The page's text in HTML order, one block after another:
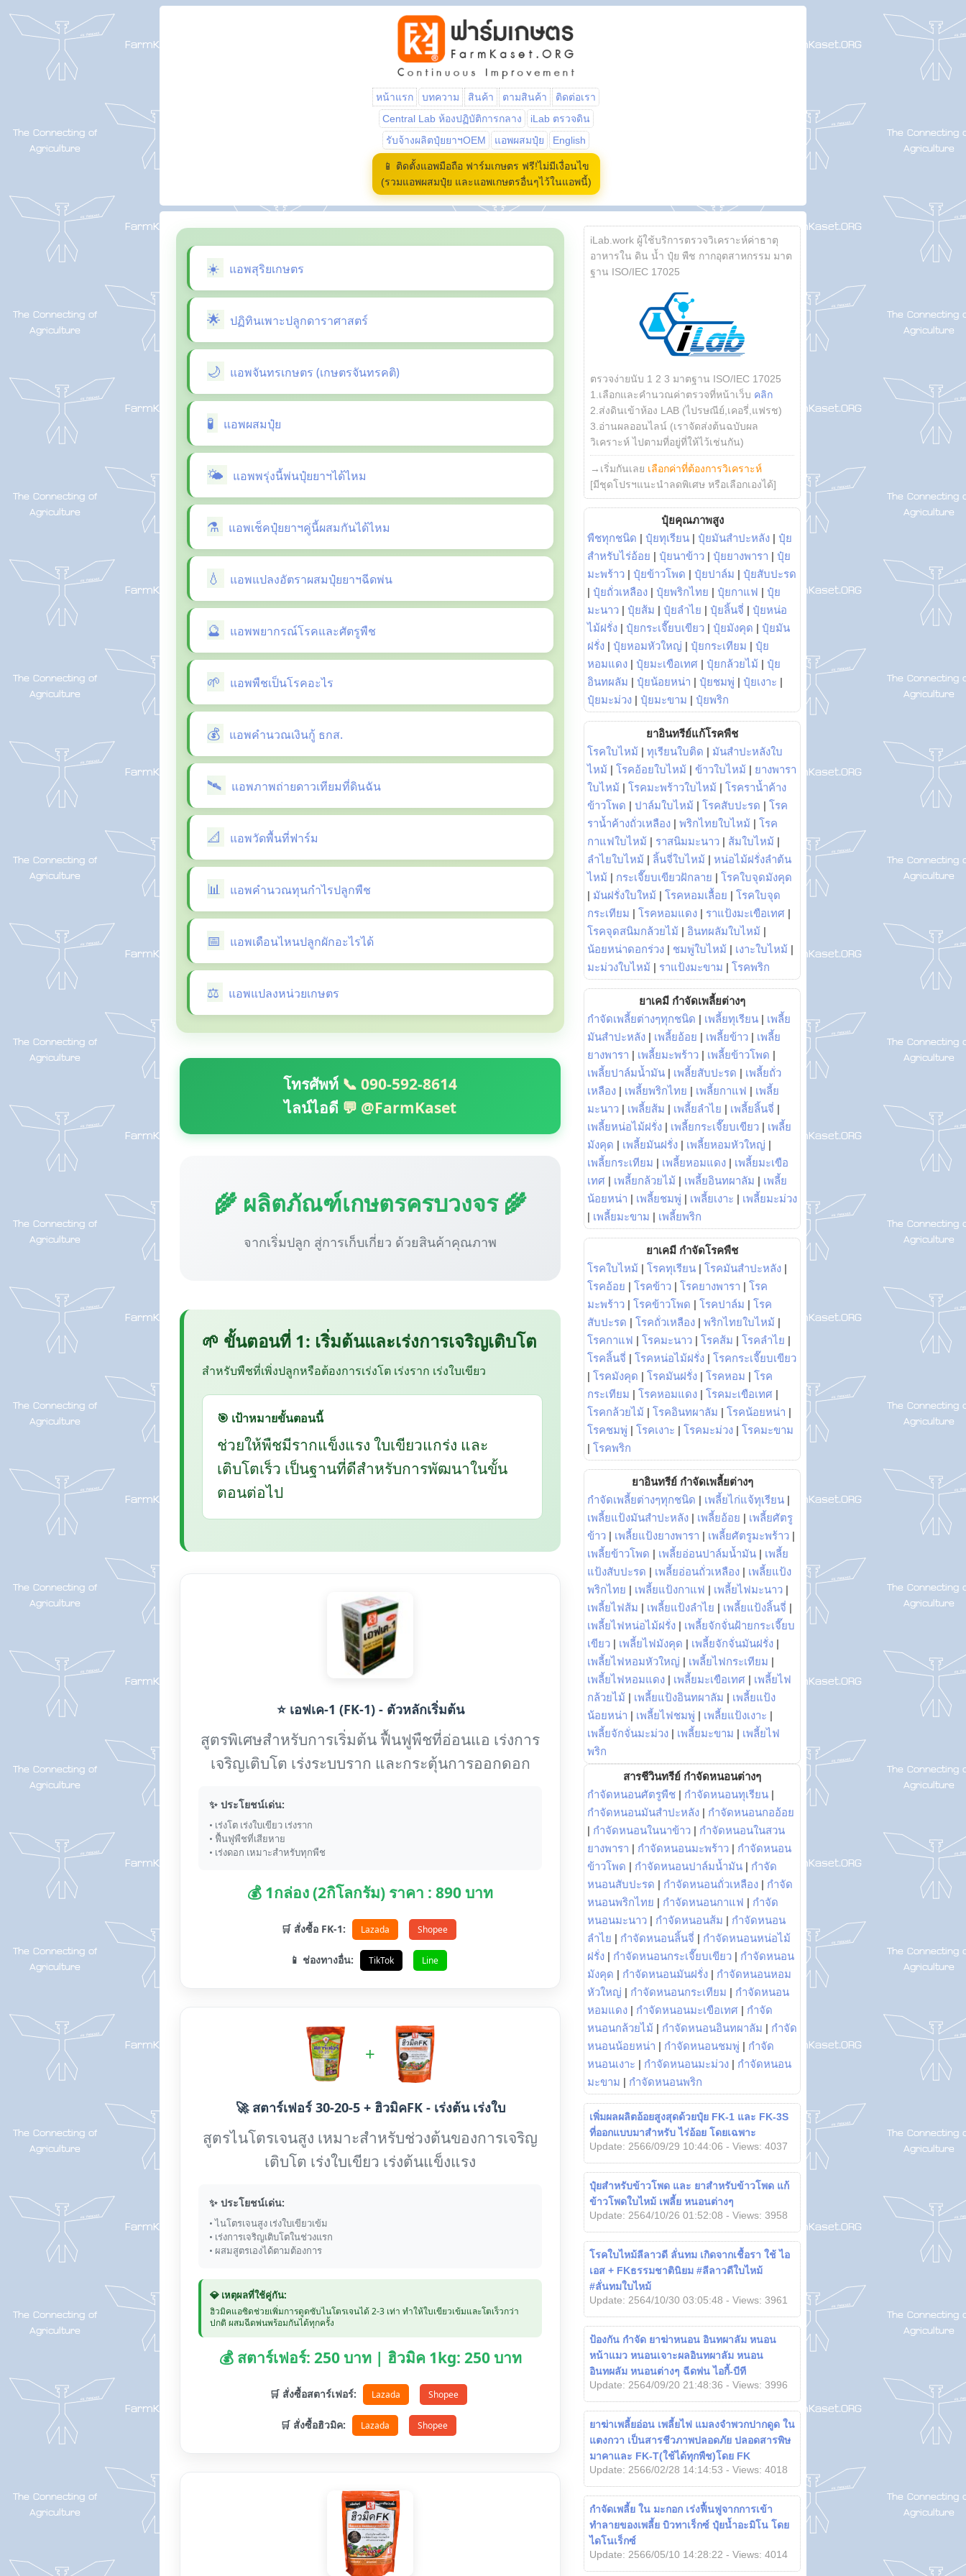
หน้าแรก บทความ สินค้า ตามสินค้า
ติดต่อเรา
Central Lab ห้องปฏิบัติการกลาง
iLab ตรวจดิน
รับจ้างผลิตปุ๋ยยาฯOEM
แอพผสมปุ๋ย English
📱 ติดตั้งแอพมือถือ ฟาร์มเกษตร ฟรี!ไม่มีเงื่อนไข
(รวมแอพผสมปุ๋ย และแอพเกษตรอื่นๆไว้ในแอพนี้)
แอพสุริยเกษตร
ปฏิทินเพาะปลูกดาราศาสตร์
แอพจันทรเกษตร (เกษตรจันทรคติ)
แอพผสมปุ๋ย
แอพพรุ่งนี้พ่นปุ๋ยยาฯได้ไหม
แอพเช็คปุ๋ยยาฯคู่นี้ผสมกันได้ไหม
แอพแปลงอัตราผสมปุ๋ยยาฯฉีดพ่น
แอพพยากรณ์โรคและศัตรูพืช
แอพพืชเป็นโรคอะไร
แอพคำนวณเงินกู้ ธกส.
แอพภาพถ่ายดาวเทียมที่ดินฉัน
แอพวัดพื้นที่ฟาร์ม
แอพคำนวณทุนกำไรปลูกพืช
แอพเดือนไหนปลูกผักอะไรได้
แอพแปลงหน่วยเกษตร
โทรศัพท์ 📞 090-592-8614
ไลน์ไอดี 💬 @FarmKaset
🌾 ผลิตภัณฑ์เกษตรครบวงจร 🌾
จากเริ่มปลูก สู่การเก็บเกี่ยว ด้วยสินค้าคุณภาพ
🌱 ขั้นตอนที่ 1: เริ่มต้นและเร่งการเจริญเติบโต
สำหรับพืชที่เพิ่งปลูกหรือต้องการเร่งโต เร่งราก เร่งใบเขียว
🎯 เป้าหมายขั้นตอนนี้
ช่วยให้พืชมีรากแข็งแรง ใบเขียวแกร่ง และ
เติบโตเร็ว เป็นฐานที่ดีสำหรับการพัฒนาในขั้น
ตอนต่อไป
⭐ เอฟเค-1 (FK-1) - ตัวหลักเริ่มต้น
สูตรพิเศษสำหรับการเริ่มต้น ฟื้นฟูพืชที่อ่อนแอ เร่งการ
เจริญเติบโต เร่งระบบราก และกระตุ้นการออกดอก
✨ ประโยชน์เด่น:
• เร่งโต เร่งใบเขียว เร่งราก
• ฟื้นฟูพืชที่เสียหาย
• เร่งดอก เหมาะสำหรับทุกพืช
💰 1กล่อง (2กิโลกรัม) ราคา : 890 บาท
🛒 สั่งซื้อ FK-1: Lazada Shopee
📱 ช่องทางอื่น: TikTok Line
+
🚀 สตาร์เฟอร์ 30-20-5 + ฮิวมิคFK - เร่งต้น เร่งใบ
สูตรไนโตรเจนสูง เหมาะสำหรับช่วงต้นของการเจริญ
เติบโต เร่งใบเขียว เร่งต้นแข็งแรง
✨ ประโยชน์เด่น:
• ไนโตรเจนสูง เร่งใบเขียวเข้ม
• เร่งการเจริญเติบโตในช่วงแรก
• ผสมสูตรเองได้ตามต้องการ
💎 เหตุผลที่ใช้คู่กัน:
ฮิวมิคแอซิดช่วยเพิ่มการดูดซับไนโตรเจนได้ 2-3 เท่า ทำให้ใบเขียวเข้มและโตเร็วกว่า
ปกติ ผสมฉีดพ่นพร้อมกันได้ทุกครั้ง
💰 สตาร์เฟอร์: 250 บาท | ฮิวมิค 1kg: 250 บาท
🛒 สั่งซื้อสตาร์เฟอร์: Lazada Shopee
🛒 สั่งซื้อฮิวมิค: Lazada Shopee
iLab.work ผู้ใช้บริการตรวจวิเคราะห์ค่าธาตุ
อาหารใน ดิน น้ำ ปุ๋ย พืช กากอุตสาหกรรม มาต
ฐาน ISO/IEC 17025
ตรวจง่ายนับ 1 2 3 มาตฐาน ISO/IEC 17025
1.เลือกและคำนวณค่าตรวจที่หน้าเว็บ คลิก
2.ส่งดินเข้าห้อง LAB (ไปรษณีย์,เคอรี่,แฟรช)
3.อ่านผลออนไลน์ (เราจัดส่งต้นฉบับผล
วิเคราะห์ ไปตามที่อยู่ที่ให้ไว้เช่นกัน)
→เริ่มกันเลย เลือกค่าที่ต้องการวิเคราะห์
[มีชุดโปรฯแนะนำลดพิเศษ หรือเลือกเองได้]
ปุ๋ยคุณภาพสูง
พืชทุกชนิด | ปุ๋ยทุเรียน | ปุ๋ยมันสำปะหลัง | ปุ๋ย
สำหรับไร่อ้อย | ปุ๋ยนาข้าว | ปุ๋ยยางพารา | ปุ๋ย
มะพร้าว | ปุ๋ยข้าวโพด | ปุ๋ยปาล์ม | ปุ๋ยสับปะรด
| ปุ๋ยถั่วเหลือง | ปุ๋ยพริกไทย | ปุ๋ยกาแฟ | ปุ๋ย
มะนาว | ปุ๋ยส้ม | ปุ๋ยลำไย | ปุ๋ยลิ้นจี่ | ปุ๋ยหน่อ
ไม้ฝรั่ง | ปุ๋ยกระเจี๊ยบเขียว | ปุ๋ยมังคุด | ปุ๋ยมัน
ฝรั่ง | ปุ๋ยหอมหัวใหญ่ | ปุ๋ยกระเทียม | ปุ๋ย
หอมแดง | ปุ๋ยมะเขือเทศ | ปุ๋ยกล้วยไม้ | ปุ๋ย
อินทผลัม | ปุ๋ยน้อยหน่า | ปุ๋ยชมพู่ | ปุ๋ยเงาะ |
ปุ๋ยมะม่วง | ปุ๋ยมะขาม | ปุ๋ยพริก
ยาอินทรีย์แก้โรคพืช
โรคใบไหม้ | ทุเรียนใบติด | มันสำปะหลังใบ
ไหม้ | โรคอ้อยใบไหม้ | ข้าวใบไหม้ | ยางพารา
ใบไหม้ | โรคมะพร้าวใบไหม้ | โรคราน้ำค้าง
ข้าวโพด | ปาล์มใบไหม้ | โรคสับปะรด | โรค
ราน้ำค้างถั่วเหลือง | พริกไทยใบไหม้ | โรค
กาแฟใบไหม้ | ราสนิมมะนาว | ส้มใบไหม้ |
ลำไยใบไหม้ | ลิ้นจี่ใบไหม้ | หน่อไม้ฝรั่งลำต้น
ไหม้ | กระเจี๊ยบเขียวฝักลาย | โรคใบจุดมังคุด
| มันฝรั่งใบใหม้ | โรคหอมเลื้อย | โรคใบจุด
กระเทียม | โรคหอมแดง | ราแป้งมะเขือเทศ |
โรคจุดสนิมกล้วยไม้ | อินทผลัมใบไหม้ |
น้อยหน่าดอกร่วง | ชมพู่ใบไหม้ | เงาะใบไหม้ |
มะม่วงใบไหม้ | ราแป้งมะขาม | โรคพริก
ยาเคมี กำจัดเพลี้ยต่างๆ
กำจัดเพลี้ยต่างๆทุกชนิด | เพลี้ยทุเรียน | เพลี้ย
มันสำปะหลัง | เพลี้ยอ้อย | เพลี้ยข้าว | เพลี้ย
ยางพารา | เพลี้ยมะพร้าว | เพลี้ยข้าวโพด |
เพลี้ยปาล์มน้ำมัน | เพลี้ยสับปะรด | เพลี้ยถั่ว
เหลือง | เพลี้ยพริกไทย | เพลี้ยกาแฟ | เพลี้ย
มะนาว | เพลี้ยส้ม | เพลี้ยลำไย | เพลี้ยลิ้นจี่ |
เพลี้ยหน่อไม้ฝรั่ง | เพลี้ยกระเจี๊ยบเขียว | เพลี้ย
มังคุด | เพลี้ยมันฝรั่ง | เพลี้ยหอมหัวใหญ่ |
เพลี้ยกระเทียม | เพลี้ยหอมแดง | เพลี้ยมะเขือ
เทศ | เพลี้ยกล้วยไม้ | เพลี้ยอินทผาลัม | เพลี้ย
น้อยหน่า | เพลี้ยชมพู่ | เพลี้ยเงาะ | เพลี้ยมะม่วง
| เพลี้ยมะขาม | เพลี้ยพริก
ยาเคมี กำจัดโรคพืช
โรคใบไหม้ | โรคทุเรียน | โรคมันสำปะหลัง |
โรคอ้อย | โรคข้าว | โรคยางพารา | โรค
มะพร้าว | โรคข้าวโพด | โรคปาล์ม | โรค
สับปะรด | โรคถั่วเหลือง | พริกไทยใบไหม้ |
โรคกาแฟ | โรคมะนาว | โรคส้ม | โรคลำไย |
โรคลิ้นจี่ | โรคหน่อไม้ฝรั่ง | โรคกระเจี๊ยบเขียว
| โรคมังคุด | โรคมันฝรั่ง | โรคหอม | โรค
กระเทียม | โรคหอมแดง | โรคมะเขือเทศ |
โรคกล้วยไม้ | โรคอินทผาลัม | โรคน้อยหน่า |
โรคชมพู่ | โรคเงาะ | โรคมะม่วง | โรคมะขาม
| โรคพริก
ยาอินทรีย์ กำจัดเพลี้ยต่างๆ
กำจัดเพลี้ยต่างๆทุกชนิด | เพลี้ยไก่แจ้ทุเรียน |
เพลี้ยแป้งมันสำปะหลัง | เพลี้ยอ้อย | เพลี้ยศัตรู
ข้าว | เพลี้ยแป้งยางพารา | เพลี้ยศัตรูมะพร้าว |
เพลี้ยข้าวโพด | เพลี้ยอ่อนปาล์มน้ำมัน | เพลี้ย
แป้งสับปะรด | เพลี้ยอ่อนถั่วเหลือง | เพลี้ยแป้ง
พริกไทย | เพลี้ยแป้งกาแฟ | เพลี้ยไฟมะนาว |
เพลี้ยไฟส้ม | เพลี้ยแป้งลำไย | เพลี้ยแป้งลิ้นจี่ |
เพลี้ยไฟหน่อไม้ฝรั่ง | เพลี้ยจักจั่นฝ้ายกระเจี๊ยบ
เขียว | เพลี้ยไฟมังคุด | เพลี้ยจักจั่นมันฝรั่ง |
เพลี้ยไฟหอมหัวใหญ่ | เพลี้ยไฟกระเทียม |
เพลี้ยไฟหอมแดง | เพลี้ยมะเขือเทศ | เพลี้ยไฟ
กล้วยไม้ | เพลี้ยแป้งอินทผาลัม | เพลี้ยแป้ง
น้อยหน่า | เพลี้ยไฟชมพู่ | เพลี้ยแป้งเงาะ |
เพลี้ยจักจั่นมะม่วง | เพลี้ยมะขาม | เพลี้ยไฟ
พริก
สารชีวินทรีย์ กำจัดหนอนต่างๆ
กำจัดหนอนศัตรูพืช | กำจัดหนอนทุเรียน |
กำจัดหนอนมันสำปะหลัง | กำจัดหนอนกออ้อย
| กำจัดหนอนในนาข้าว | กำจัดหนอนในสวน
ยางพารา | กำจัดหนอนมะพร้าว | กำจัดหนอน
ข้าวโพด | กำจัดหนอนปาล์มน้ำมัน | กำจัด
หนอนสับปะรด | กำจัดหนอนถั่วเหลือง | กำจัด
หนอนพริกไทย | กำจัดหนอนกาแฟ | กำจัด
หนอนมะนาว | กำจัดหนอนส้ม | กำจัดหนอน
ลำไย | กำจัดหนอนลิ้นจี่ | กำจัดหนอนหน่อไม้
ฝรั่ง | กำจัดหนอนกระเจี๊ยบเขียว | กำจัดหนอน
มังคุด | กำจัดหนอนมันฝรั่ง | กำจัดหนอนหอม
หัวใหญ่ | กำจัดหนอนกระเทียม | กำจัดหนอน
หอมแดง | กำจัดหนอนมะเขือเทศ | กำจัด
หนอนกล้วยไม้ | กำจัดหนอนอินทผาลัม | กำจัด
หนอนน้อยหน่า | กำจัดหนอนชมพู่ | กำจัด
หนอนเงาะ | กำจัดหนอนมะม่วง | กำจัดหนอน
มะขาม | กำจัดหนอนพริก
เพิ่มผลผลิตอ้อยสูงสุดด้วยปุ๋ย FK-1 และ FK-3S
ที่ออกแบบมาสำหรับ ไร่อ้อย โดยเฉพาะ
Update: 2566/09/29 10:44:06 - Views: 4037
ปุ๋ยสำหรับข้าวโพด และ ยาสำหรับข้าวโพด แก้
ข้าวโพดใบไหม้ เพลี้ย หนอนต่างๆ
Update: 2564/10/26 01:52:08 - Views: 3958
โรคใบไหม้ลีลาวดี ลั่นทม เกิดจากเชื้อรา ใช้ ไอ
เอส + FKธรรมชาตินิยม #ลีลาวดีใบไหม้
#ลั่นทมใบไหม้
Update: 2564/10/30 03:05:48 - Views: 3961
ป้องกัน กำจัด ยาฆ่าหนอน อินทผาลัม หนอน
หน้าแมว หนอนเจาะผลอินทผาลัม หนอน
อินทผลัม หนอนต่างๆ ฉีดพ่น ไอกี้-บีที
Update: 2564/09/20 21:48:36 - Views: 3996
ยาฆ่าเพลี้ยอ่อน เพลี้ยไฟ แมลงจำพวกปากดูด ใน
แตงกวา เป็นสารชีวภาพปลอดภัย ปลอดสารพิษ
มาคาและ FK-T(ใช้ได้ทุกพืช)โดย FK
Update: 2566/02/28 14:14:53 - Views: 4018
กำจัดเพลี้ย ใน มะกอก เร่งฟื้นฟูจากการเข้า
ทำลายของเพลี้ย บิวทาเร็กซ์ ปุ๋ยน้ำอะมิโน โดย
ไดโนเร็กซ์
Update: 2566/05/10 14:28:22 - Views: 4014